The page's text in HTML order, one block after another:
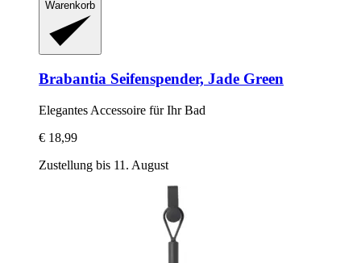
Warenkorb
Brabantia Seifenspender, Jade Green
Elegantes Accessoire für Ihr Bad
€ 18,99
Zustellung bis 11. August